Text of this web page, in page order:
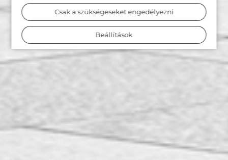
Csak a szükségeseket engedélyezni
Beállítások